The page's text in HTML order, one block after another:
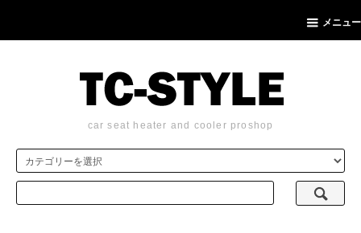
メニュー
car seat heater and cooler proshop